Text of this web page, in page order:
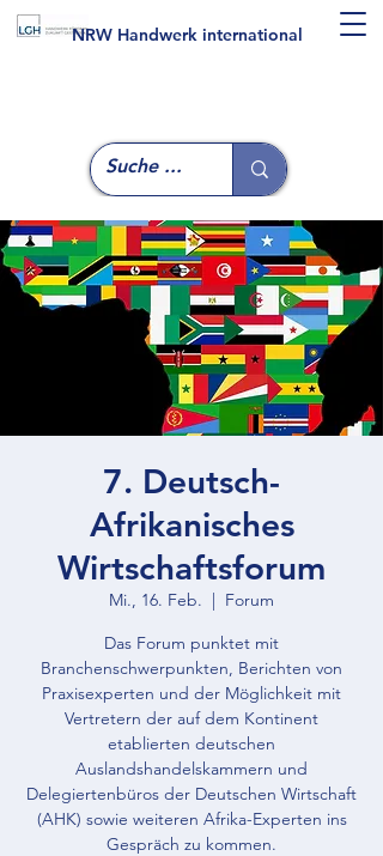
NRW Handwerk international
7. Deutsch-
Afrikanisches
Wirtschaftsforum
Mi., 16. Feb.
  |
Forum
Das Forum punktet mit
Branchenschwerpunkten, Berichten von
Praxisexperten und der Möglichkeit mit
Vertretern der auf dem Kontinent
etablierten deutschen
Auslandshandelskammern und
Delegiertenbüros der Deutschen Wirtschaft
(AHK) sowie weiteren Afrika-Experten ins
Gespräch zu kommen.